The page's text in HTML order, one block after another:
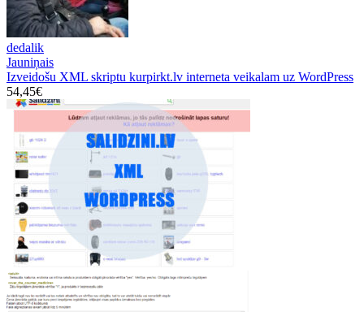
dedalik
Jauniņais
Izveidošu XML skriptu kurpirkt.lv interneta veikalam uz WordPress
54,45€